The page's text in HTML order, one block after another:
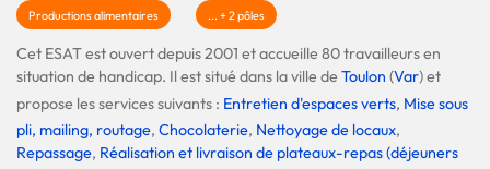
Productions alimentaires ... + 2 pôles
Cet ESAT est ouvert depuis 2001 et accueille 80 travailleurs en
situation de handicap. Il est situé dans la ville deToulon (Var) et
propose les services suivants : Entretien d'espaces verts, Mise sous
pli, mailing, routage, Chocolaterie, Nettoyage de locaux,
Repassage, Réalisation et livraison de plateaux-repas (déjeuners